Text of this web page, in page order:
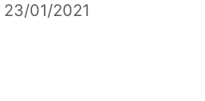
23/01/2021